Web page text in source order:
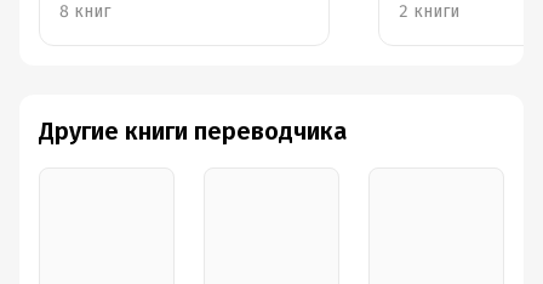
8 книг
2 книги
Другие книги переводчика